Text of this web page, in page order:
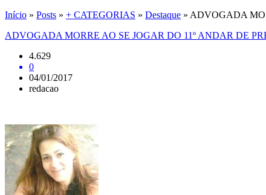
Início » Posts » + CATEGORIAS » Destaque » ADVOGADA
ADVOGADA MORRE AO SE JOGAR DO 11º ANDAR DE
4.629
0
04/01/2017
redacao